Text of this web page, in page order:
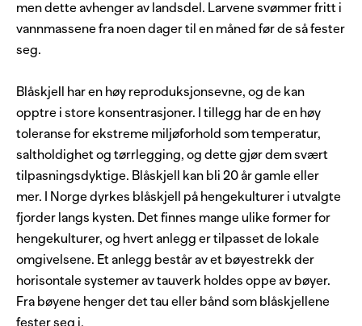
men dette avhenger av landsdel. Larvene svømmer fritt i
vannmassene fra noen dager til en måned før de så fester
seg.
Blåskjell har en høy reproduksjonsevne, og de kan
opptre i store konsentrasjoner. I tillegg har de en høy
toleranse for ekstreme miljøforhold som temperatur,
saltholdighet og tørrlegging, og dette gjør dem svært
tilpasningsdyktige. Blåskjell kan bli 20 år gamle eller
mer. I Norge dyrkes blåskjell på hengekulturer i utvalgte
fjorder langs kysten. Det finnes mange ulike former for
hengekulturer, og hvert anlegg er tilpasset de lokale
omgivelsene. Et anlegg består av et bøyestrekk der
horisontale systemer av tauverk holdes oppe av bøyer.
Fra bøyene henger det tau eller bånd som blåskjellene
fester seg i.